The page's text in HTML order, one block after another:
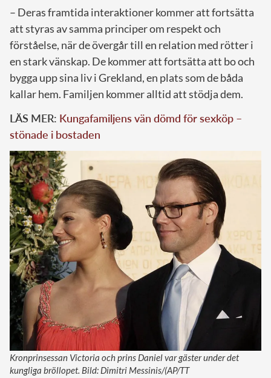
– Deras framtida interaktioner kommer att fortsätta
att styras av samma principer om respekt och
förståelse, när de övergår till en relation med rötter i
en stark vänskap. De kommer att fortsätta att bo och
bygga upp sina liv i Grekland, en plats som de båda
kallar hem. Familjen kommer alltid att stödja dem.
LÄS MER: Kungafamiljens vän dömd för sexköp –
stönade i bostaden
Kronprinsessan Victoria och prins Daniel var gäster under det
kungliga bröllopet. Bild: Dimitri Messinis/(AP/TT